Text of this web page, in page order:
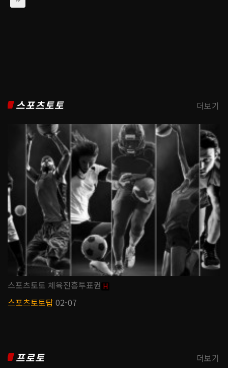
스포츠토토
스포츠토토 체육진흥투표권 H
스포츠토토탑02-07
더보기
프로토 더보기